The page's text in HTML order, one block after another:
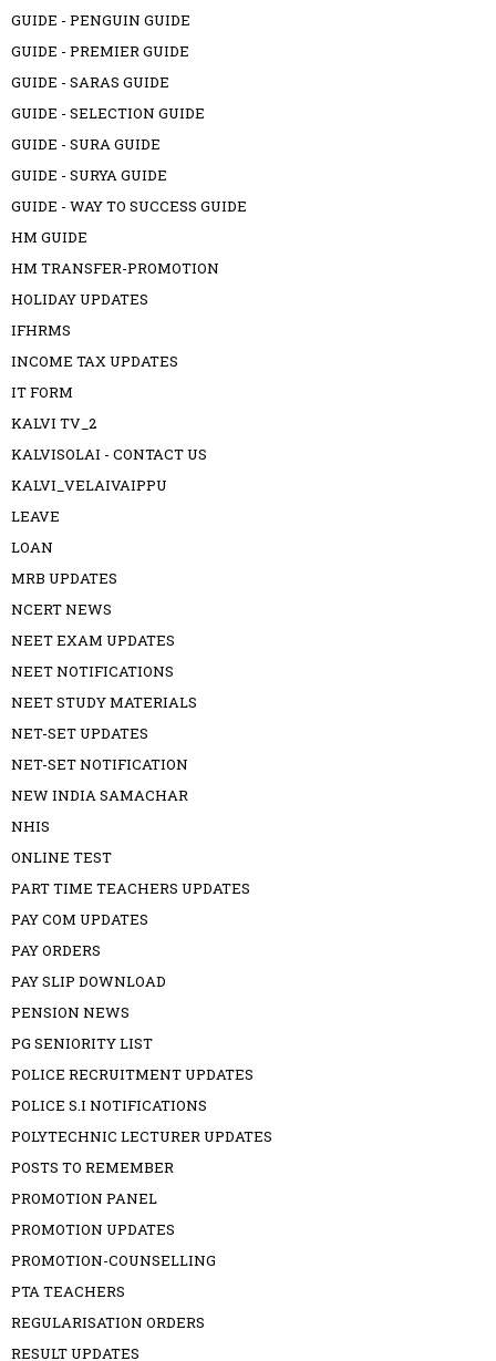
GUIDE - PENGUIN GUIDE
GUIDE - PREMIER GUIDE
GUIDE - SARAS GUIDE
GUIDE - SELECTION GUIDE
GUIDE - SURA GUIDE
GUIDE - SURYA GUIDE
GUIDE - WAY TO SUCCESS GUIDE
HM GUIDE
HM TRANSFER-PROMOTION
HOLIDAY UPDATES
IFHRMS
INCOME TAX UPDATES
IT FORM
KALVI TV_2
KALVISOLAI - CONTACT US
KALVI_VELAIVAIPPU
LEAVE
LOAN
MRB UPDATES
NCERT NEWS
NEET EXAM UPDATES
NEET NOTIFICATIONS
NEET STUDY MATERIALS
NET-SET UPDATES
NET-SET NOTIFICATION
NEW INDIA SAMACHAR
NHIS
ONLINE TEST
PART TIME TEACHERS UPDATES
PAY COM UPDATES
PAY ORDERS
PAY SLIP DOWNLOAD
PENSION NEWS
PG SENIORITY LIST
POLICE RECRUITMENT UPDATES
POLICE S.I NOTIFICATIONS
POLYTECHNIC LECTURER UPDATES
POSTS TO REMEMBER
PROMOTION PANEL
PROMOTION UPDATES
PROMOTION-COUNSELLING
PTA TEACHERS
REGULARISATION ORDERS
RESULT UPDATES